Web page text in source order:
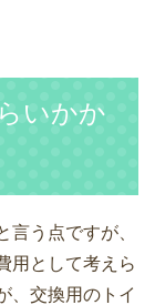
いかか
う点ですが、
用として考えら
、交換用のトイ